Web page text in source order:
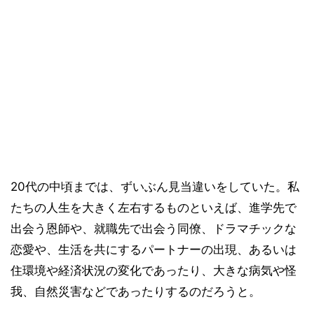
20代の中頃までは、ずいぶん見当違いをしていた。私
たちの人生を大きく左右するものといえば、進学先で
出会う恩師や、就職先で出会う同僚、ドラマチックな
恋愛や、生活を共にするパートナーの出現、あるいは
住環境や経済状況の変化であったり、大きな病気や怪
我、自然災害などであったりするのだろうと。